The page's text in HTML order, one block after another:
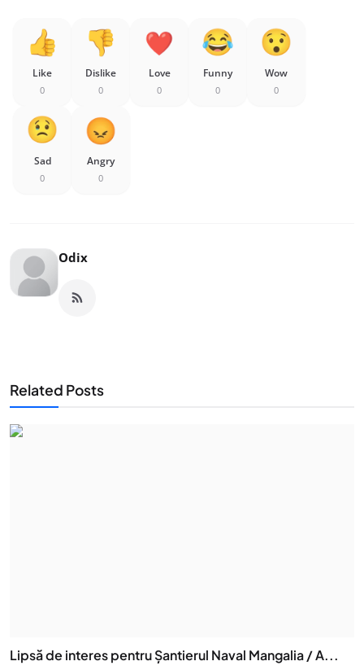
Like
0
Dislike
0
Love
0
Funny
0
Wow
0
Sad
0
Angry
0
Odix
Related Posts
Lipsă de interes pentru Șantierul Naval Mangalia / A...